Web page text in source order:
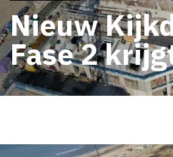
Nieuw
Fase 2